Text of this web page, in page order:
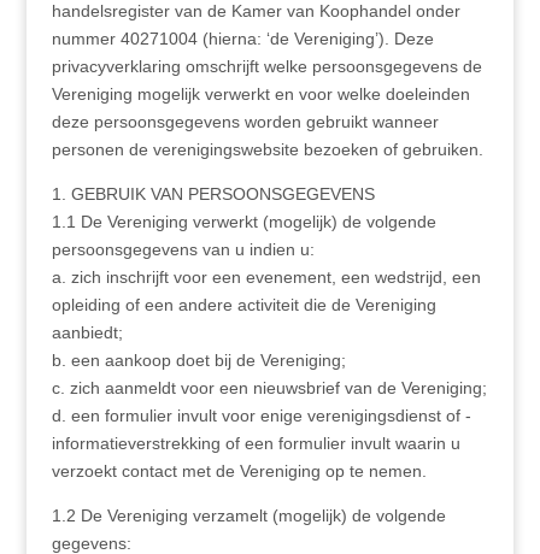
handelsregister van de Kamer van Koophandel onder
nummer 40271004 (hierna: ‘de Vereniging’). Deze
privacyverklaring omschrijft welke persoonsgegevens de
Vereniging mogelijk verwerkt en voor welke doeleinden
deze persoonsgegevens worden gebruikt wanneer
personen de verenigingswebsite bezoeken of gebruiken.
1. GEBRUIK VAN PERSOONSGEGEVENS
1.1 De Vereniging verwerkt (mogelijk) de volgende
persoonsgegevens van u indien u:
a. zich inschrijft voor een evenement, een wedstrijd, een
opleiding of een andere activiteit die de Vereniging
aanbiedt;
b. een aankoop doet bij de Vereniging;
c. zich aanmeldt voor een nieuwsbrief van de Vereniging;
d. een formulier invult voor enige verenigingsdienst of -
informatieverstrekking of een formulier invult waarin u
verzoekt contact met de Vereniging op te nemen.
1.2 De Vereniging verzamelt (mogelijk) de volgende
gegevens: